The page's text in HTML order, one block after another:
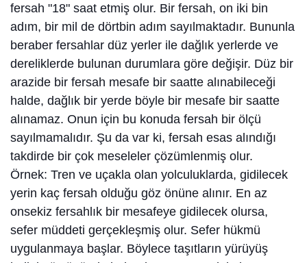
fersah "18" saat etmiş olur. Bir fersah, on iki bin
adım, bir mil de dörtbin adım sayılmaktadır. Bununla
beraber fersahlar düz yerler ile dağlık yerlerde ve
dereliklerde bulunan durumlara göre değişir. Düz bir
arazide bir fersah mesafe bir saatte alınabileceği
halde, dağlık bir yerde böyle bir mesafe bir saatte
alınamaz. Onun için bu konuda fersah bir ölçü
sayılmamalıdır. Şu da var ki, fersah esas alındığı
takdirde bir çok meseleler çözümlenmiş olur.
Örnek: Tren ve uçakla olan yolculuklarda, gidilecek
yerin kaç fersah olduğu göz önüne alınır. En az
onsekiz fersahlık bir mesafeye gidilecek olursa,
sefer müddeti gerçekleşmiş olur. Sefer hükmü
uygulanmaya başlar. Böylece taşıtların yürüyüş